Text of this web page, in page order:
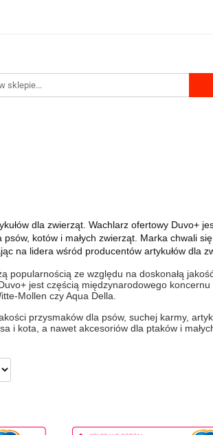
Z KONOPII SKLEP ROKU
dla zwierząt. Wachlarz ofertowy Duvo+
kotów i małych zwierząt. Marka chwali
na lidera wśród producentów artykułów dla
popularnością ze względu na doskonałą
jest częścią międzynarodowego
Mollen czy Aqua Della.
przysmaków dla psów, suchej karmy,
i kota, a nawet akcesoriów dla ptaków i